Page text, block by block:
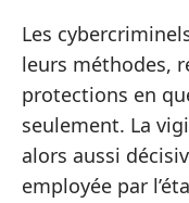
Les
leurs méthodes,
protections en
seulement. La
alors aussi
employée par